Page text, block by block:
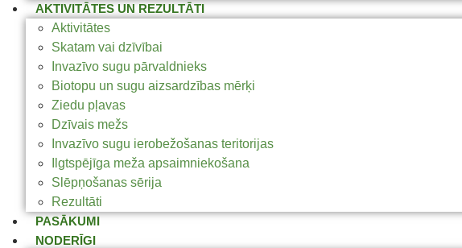
AKTIVITĀTES UN REZULTĀTI
Aktivitātes
Skatam vai dzīvībai
Invazīvo sugu pārvaldnieks
Biotopu un sugu aizsardzības mērķi
Ziedu pļavas
Dzīvais mežs
Invazīvo sugu ierobežošanas teritorijas
Ilgtspējīga meža apsaimniekošana
Slēpņošanas sērija
Rezultāti
PASĀKUMI
NODERĪGI